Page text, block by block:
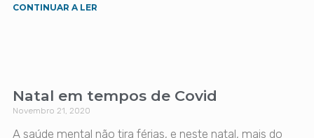
CONTINUAR A LER
Natal em tempos de Covid
Novembro 21, 2020
A saúde mental não tira férias, e neste natal, mais do